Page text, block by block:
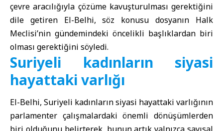
çevre aracılığıyla çözüme kavuşturulması gerektiğini
dile getiren El-Belhi, söz konusu dosyanın Halk
Meclisi’nin gündemindeki öncelikli başlıklardan biri
olması gerektiğini söyledi.
Suriyeli kadınların siyasi
hayattaki varlığı
El-Belhi, Suriyeli kadınların siyasi hayattaki varlığının
parlamenter çalışmalardaki önemli dönüşümlerden